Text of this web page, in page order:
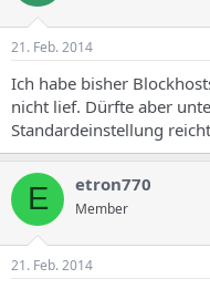
21. Feb. 2014
Ich habe bisher
nicht lief. Dürfte aber
Standardeinstellung
E etron770
Member
21. Feb. 2014